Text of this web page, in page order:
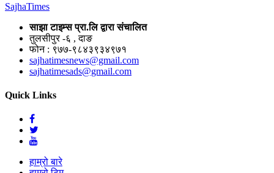
SajhaTimes
साझा टाइम्स प्रा.लि द्वारा संचालित
तुलसीपुर -६ , दाङ
फोन : ९७७-९८४३९३४९७१
sajhatimesnews@gmail.com
sajhatimesads@gmail.com
Quick Links
हाम्रो बारे